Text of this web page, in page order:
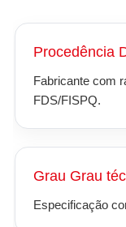
Procedência
Fabricante com
FDS/FISPQ.
Grau Grau
Especificação